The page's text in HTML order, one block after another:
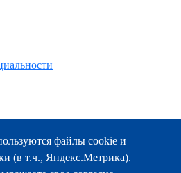
т Троицкий, 51файлы cookie и
(в т.ч., Яндекс.Метрика).